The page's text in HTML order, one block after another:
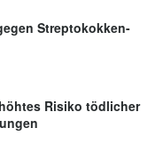
Streptokokken-
Risiko tödlicher